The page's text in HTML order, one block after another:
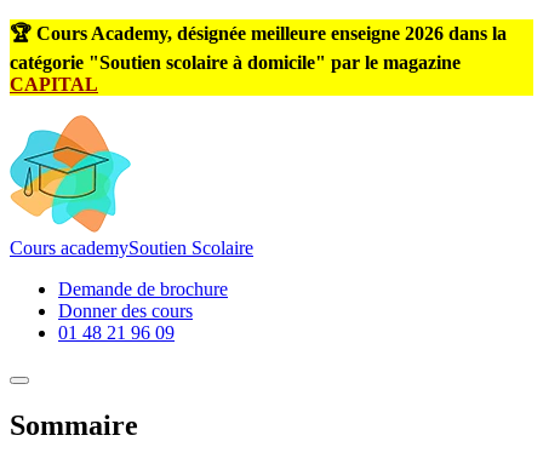
🏆 Cours Academy, désignée meilleure enseigne 2026 dans la
catégorie "Soutien scolaire à domicile" par le magazine
CAPITAL
Cours academySoutien Scolaire
Demande de brochure
Donner des cours
01 48 21 96 09
Sommaire